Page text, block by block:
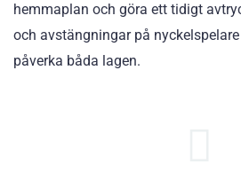
hemmaplan och göra ett tidigt
och avstängningar på
påverka båda lagen.